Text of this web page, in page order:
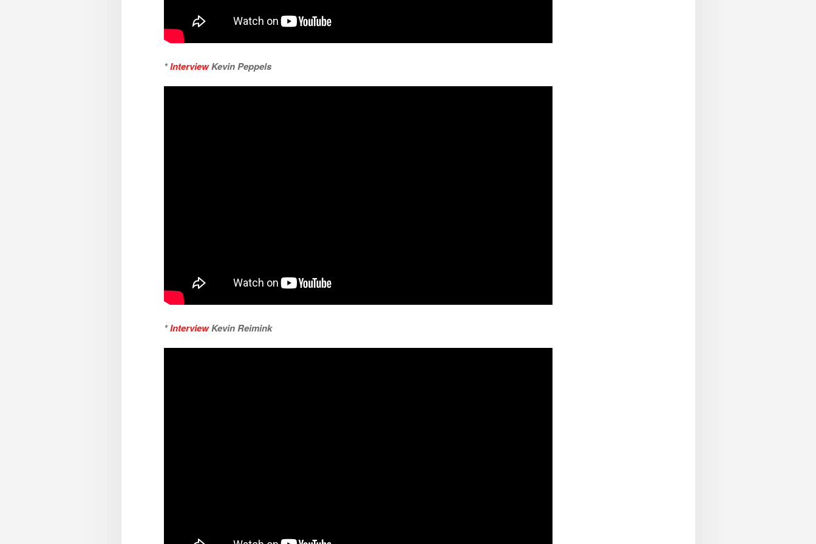
*InterviewKevin Peppels
*InterviewKevin Reimink